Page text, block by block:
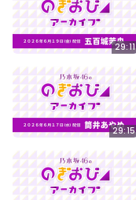
29:11
29:15